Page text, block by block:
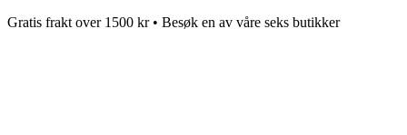
Gratis frakt over 1500 kr • Besøk en av våre seks butikker